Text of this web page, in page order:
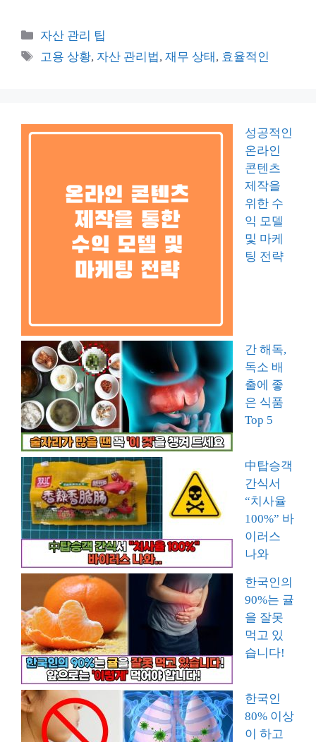
카
테
자산 관리 팁
태
고용 상황, 자산 관리법,재무 상태 , 효율적인
성공적인
온라인
콘텐츠
제작을
위한 수
익 모델
및 마케
팅 전략
간 해독,
독소 배
출에 좋
은 식품
Top 5
中탑승객
간식서
“치사율
100%” 바
이러스
나와
한국인의
90%는 귤
을 잘못
먹고 있
습니다!
한국인
80% 이상
이 하고